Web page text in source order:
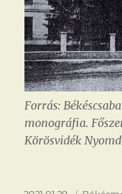
Forrás:
monográfia.
Körösvidék